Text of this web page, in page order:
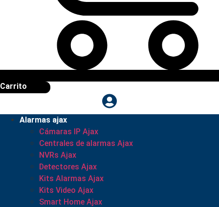
Carrito
Alarmas ajax
Cámaras IP Ajax
Centrales de alarmas Ajax
NVRs Ajax
Detectores Ajax
Kits Alarmas Ajax
Kits Video Ajax
Smart Home Ajax